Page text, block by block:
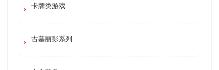
卡牌类游戏
古墓丽影系列